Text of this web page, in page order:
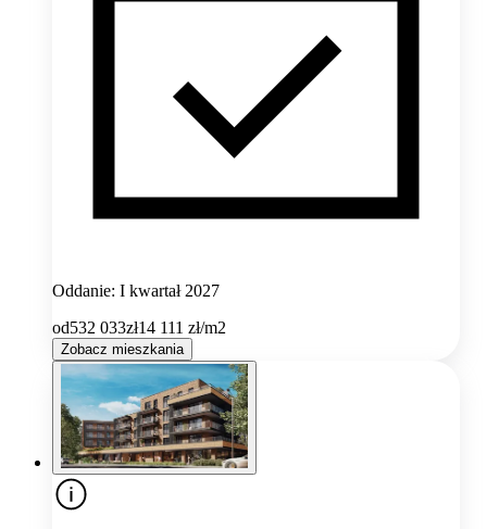
Oddanie: I kwartał 2027
od532 033zł14 111 zł/m2
Zobacz mieszkania